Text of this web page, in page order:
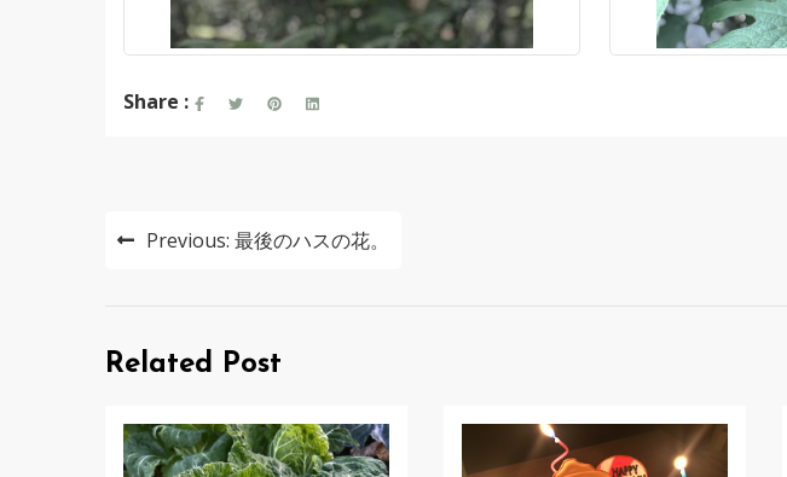
Share :
投
ビ
ー
Previous: 最後のハスの花。
Related Post